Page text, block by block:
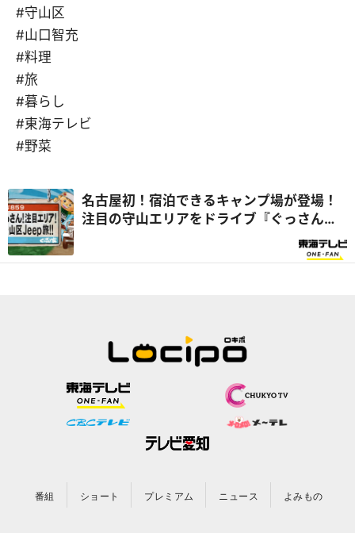
#守山区
#山口智充
#料理
#旅
#暮らし
#東海テレビ
#野菜
名古屋初！宿泊できるキャンプ場が登場！
注目の守山エリアをドライブ『ぐっさん
番組 ショート プレミアム ニュース よみもの